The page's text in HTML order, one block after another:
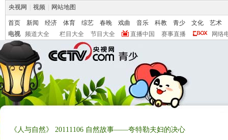
央视网 视频 网站地图
首页 新闻 经济 体育 综艺 春晚 戏曲 音乐 科教 青少 文化
艺术
电视
频道大全 栏目大全 节目大全 直播中国 赛事直播 网络
《人与自然》 20111106 自然故事——夸特勒夫妇的决心